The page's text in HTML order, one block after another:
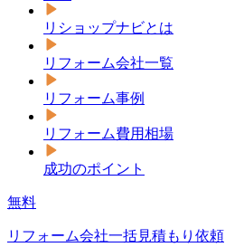
リショップナビとは
リフォーム会社一覧
リフォーム事例
リフォーム費用相場
成功のポイント
無料
リフォーム会社一括見積もり依頼